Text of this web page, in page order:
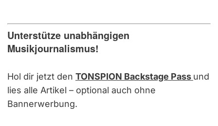
Unterstütze unabhängigen
Musikjournalismus!
Hol dir jetzt den TONSPION Backstage Pass und
lies alle Artikel – optional auch ohne
Bannerwerbung.